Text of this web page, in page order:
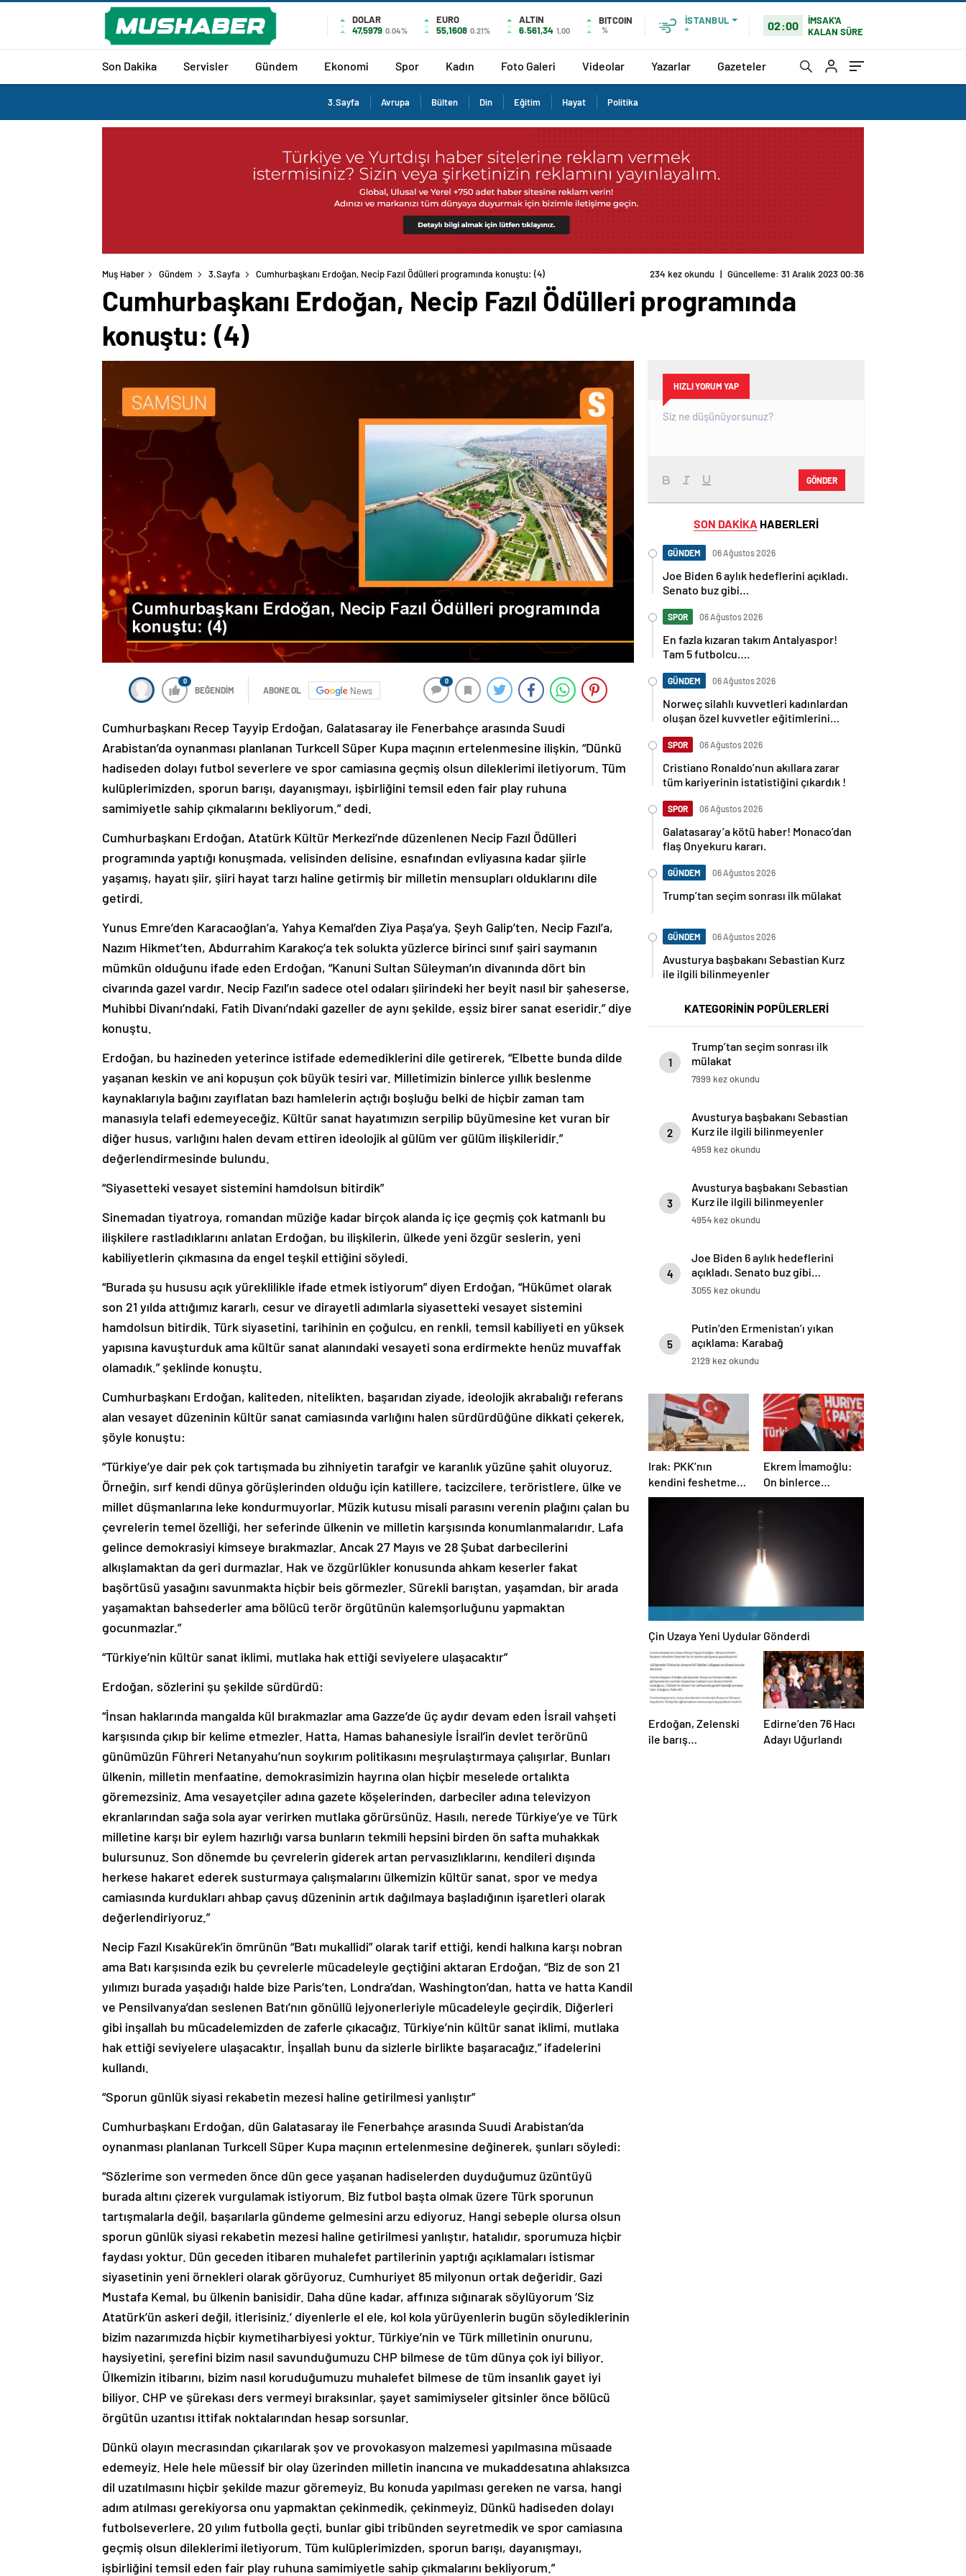
DOLAR
47,5979 0.04%
EURO
55,1608 0.21%
ALTIN
6.561,34 1,00
BITCOIN
%
İSTANBUL
°
02:00
İMSAK'A
KALAN SÜRE
Son Dakika Servisler Gündem Ekonomi Spor Kadın Foto Galeri Videolar Yazarlar Gazeteler
3.Sayfa Avrupa Bülten Din Eğitim Hayat Politika
Muş Haber Gündem 3.Sayfa Cumhurbaşkanı Erdoğan, Necip Fazıl Ödülleri programında konuştu: (4) 234 kez okundu | Güncelleme: 31 Aralık 2023 00:36
Cumhurbaşkanı Erdoğan, Necip Fazıl Ödülleri programında
konuştu: (4)
0
BEĞENDİM ABONE OL News
0
Cumhurbaşkanı Recep Tayyip Erdoğan, Galatasaray ile Fenerbahçe arasında Suudi
Arabistan’da oynanması planlanan Turkcell Süper Kupa maçının ertelenmesine ilişkin, “Dünkü
hadiseden dolayı futbol severlere ve spor camiasına geçmiş olsun dileklerimi iletiyorum. Tüm
kulüplerimizden, sporun barışı, dayanışmayı, işbirliğini temsil eden fair play ruhuna
samimiyetle sahip çıkmalarını bekliyorum.” dedi.
Cumhurbaşkanı Erdoğan, Atatürk Kültür Merkezi’nde düzenlenen Necip Fazıl Ödülleri
programında yaptığı konuşmada, velisinden delisine, esnafından evliyasına kadar şiirle
yaşamış, hayatı şiir, şiiri hayat tarzı haline getirmiş bir milletin mensupları olduklarını dile
getirdi.
Yunus Emre’den Karacaoğlan’a, Yahya Kemal’den Ziya Paşa’ya, Şeyh Galip’ten, Necip Fazıl’a,
Nazım Hikmet’ten, Abdurrahim Karakoç’a tek solukta yüzlerce birinci sınıf şairi saymanın
mümkün olduğunu ifade eden Erdoğan, “Kanuni Sultan Süleyman’ın divanında dört bin
civarında gazel vardır. Necip Fazıl’ın sadece otel odaları şiirindeki her beyit nasıl bir şaheserse,
Muhibbi Divanı’ndaki, Fatih Divanı’ndaki gazeller de aynı şekilde, eşsiz birer sanat eseridir.” diye
konuştu.
Erdoğan, bu hazineden yeterince istifade edemediklerini dile getirerek, “Elbette bunda dilde
yaşanan keskin ve ani kopuşun çok büyük tesiri var. Milletimizin binlerce yıllık beslenme
kaynaklarıyla bağını zayıflatan bazı hamlelerin açtığı boşluğu belki de hiçbir zaman tam
manasıyla telafi edemeyeceğiz. Kültür sanat hayatımızın serpilip büyümesine ket vuran bir
diğer husus, varlığını halen devam ettiren ideolojik al gülüm ver gülüm ilişkileridir.”
değerlendirmesinde bulundu.
“Siyasetteki vesayet sistemini hamdolsun bitirdik”
Sinemadan tiyatroya, romandan müziğe kadar birçok alanda iç içe geçmiş çok katmanlı bu
ilişkilere rastladıklarını anlatan Erdoğan, bu ilişkilerin, ülkede yeni özgür seslerin, yeni
kabiliyetlerin çıkmasına da engel teşkil ettiğini söyledi.
“Burada şu hususu açık yüreklilikle ifade etmek istiyorum” diyen Erdoğan, “Hükümet olarak
son 21 yılda attığımız kararlı, cesur ve dirayetli adımlarla siyasetteki vesayet sistemini
hamdolsun bitirdik. Türk siyasetini, tarihinin en çoğulcu, en renkli, temsil kabiliyeti en yüksek
yapısına kavuşturduk ama kültür sanat alanındaki vesayeti sona erdirmekte henüz muvaffak
olamadık.” şeklinde konuştu.
Cumhurbaşkanı Erdoğan, kaliteden, nitelikten, başarıdan ziyade, ideolojik akrabalığı referans
alan vesayet düzeninin kültür sanat camiasında varlığını halen sürdürdüğüne dikkati çekerek,
şöyle konuştu:
“Türkiye’ye dair pek çok tartışmada bu zihniyetin tarafgir ve karanlık yüzüne şahit oluyoruz.
Örneğin, sırf kendi dünya görüşlerinden olduğu için katillere, tacizcilere, teröristlere, ülke ve
millet düşmanlarına leke kondurmuyorlar. Müzik kutusu misali parasını verenin plağını çalan bu
çevrelerin temel özelliği, her seferinde ülkenin ve milletin karşısında konumlanmalarıdır. Lafa
gelince demokrasiyi kimseye bırakmazlar. Ancak 27 Mayıs ve 28 Şubat darbecilerini
alkışlamaktan da geri durmazlar. Hak ve özgürlükler konusunda ahkam keserler fakat
başörtüsü yasağını savunmakta hiçbir beis görmezler. Sürekli barıştan, yaşamdan, bir arada
yaşamaktan bahsederler ama bölücü terör örgütünün kalemşorluğunu yapmaktan
gocunmazlar.”
“Türkiye’nin kültür sanat iklimi, mutlaka hak ettiği seviyelere ulaşacaktır”
Erdoğan, sözlerini şu şekilde sürdürdü:
“İnsan haklarında mangalda kül bırakmazlar ama Gazze’de üç aydır devam eden İsrail vahşeti
karşısında çıkıp bir kelime etmezler. Hatta, Hamas bahanesiyle İsrail’in devlet terörünü
günümüzün Führeri Netanyahu’nun soykırım politikasını meşrulaştırmaya çalışırlar. Bunları
ülkenin, milletin menfaatine, demokrasimizin hayrına olan hiçbir meselede ortalıkta
göremezsiniz. Ama vesayetçiler adına gazete köşelerinden, darbeciler adına televizyon
ekranlarından sağa sola ayar verirken mutlaka görürsünüz. Hasılı, nerede Türkiye’ye ve Türk
milletine karşı bir eylem hazırlığı varsa bunların tekmili hepsini birden ön safta muhakkak
bulursunuz. Son dönemde bu çevrelerin giderek artan pervasızlıklarını, kendileri dışında
herkese hakaret ederek susturmaya çalışmalarını ülkemizin kültür sanat, spor ve medya
camiasında kurdukları ahbap çavuş düzeninin artık dağılmaya başladığının işaretleri olarak
değerlendiriyoruz.”
Necip Fazıl Kısakürek’in ömrünün “Batı mukallidi” olarak tarif ettiği, kendi halkına karşı nobran
ama Batı karşısında ezik bu çevrelerle mücadeleyle geçtiğini aktaran Erdoğan, “Biz de son 21
yılımızı burada yaşadığı halde bize Paris’ten, Londra’dan, Washington’dan, hatta ve hatta Kandil
ve Pensilvanya’dan seslenen Batı’nın gönüllü lejyonerleriyle mücadeleyle geçirdik. Diğerleri
gibi inşallah bu mücadelemizden de zaferle çıkacağız. Türkiye’nin kültür sanat iklimi, mutlaka
hak ettiği seviyelere ulaşacaktır. İnşallah bunu da sizlerle birlikte başaracağız.” ifadelerini
kullandı.
“Sporun günlük siyasi rekabetin mezesi haline getirilmesi yanlıştır”
Cumhurbaşkanı Erdoğan, dün Galatasaray ile Fenerbahçe arasında Suudi Arabistan’da
oynanması planlanan Turkcell Süper Kupa maçının ertelenmesine değinerek, şunları söyledi:
“Sözlerime son vermeden önce dün gece yaşanan hadiselerden duyduğumuz üzüntüyü
burada altını çizerek vurgulamak istiyorum. Biz futbol başta olmak üzere Türk sporunun
tartışmalarla değil, başarılarla gündeme gelmesini arzu ediyoruz. Hangi sebeple olursa olsun
sporun günlük siyasi rekabetin mezesi haline getirilmesi yanlıştır, hatalıdır, sporumuza hiçbir
faydası yoktur. Dün geceden itibaren muhalefet partilerinin yaptığı açıklamaları istismar
siyasetinin yeni örnekleri olarak görüyoruz. Cumhuriyet 85 milyonun ortak değeridir. Gazi
Mustafa Kemal, bu ülkenin banisidir. Daha düne kadar, affınıza sığınarak söylüyorum ‘Siz
Atatürk’ün askeri değil, itlerisiniz.’ diyenlerle el ele, kol kola yürüyenlerin bugün söylediklerinin
bizim nazarımızda hiçbir kıymetiharbiyesi yoktur. Türkiye’nin ve Türk milletinin onurunu,
haysiyetini, şerefini bizim nasıl savunduğumuzu CHP bilmese de tüm dünya çok iyi biliyor.
Ülkemizin itibarını, bizim nasıl koruduğumuzu muhalefet bilmese de tüm insanlık gayet iyi
biliyor. CHP ve şürekası ders vermeyi bıraksınlar, şayet samimiyseler gitsinler önce bölücü
örgütün uzantısı ittifak noktalarından hesap sorsunlar.
Dünkü olayın mecrasından çıkarılarak şov ve provokasyon malzemesi yapılmasına müsaade
edemeyiz. Hele hele müessif bir olay üzerinden milletin inancına ve mukaddesatına ahlaksızca
dil uzatılmasını hiçbir şekilde mazur göremeyiz. Bu konuda yapılması gereken ne varsa, hangi
adım atılması gerekiyorsa onu yapmaktan çekinmedik, çekinmeyiz. Dünkü hadiseden dolayı
futbolseverlere, 20 yılım futbolla geçti, bunlar gibi tribünden seyretmedik ve spor camiasına
geçmiş olsun dileklerimi iletiyorum. Tüm kulüplerimizden, sporun barışı, dayanışmayı,
işbirliğini temsil eden fair play ruhuna samimiyetle sahip çıkmalarını bekliyorum.”
HIZLI YORUM YAP
GÖNDER
SON DAKİKA HABERLERİ
GÜNDEM 06 Ağustos 2026
Joe Biden 6 aylık hedeflerini açıkladı.
Senato buz gibi…
SPOR 06 Ağustos 2026
En fazla kızaran takım Antalyaspor!
Tam 5 futbolcu….
GÜNDEM 06 Ağustos 2026
Norweç silahlı kuvvetleri kadınlardan
oluşan özel kuvvetler eğitimlerini
SPOR 06 Ağustos 2026
Cristiano Ronaldo’nun akıllara zarar
tüm kariyerinin istatistiğini çıkardık !
SPOR 06 Ağustos 2026
Galatasaray’a kötü haber! Monaco’dan
flaş Onyekuru kararı.
GÜNDEM 06 Ağustos 2026
Trump’tan seçim sonrası ilk mülakat
GÜNDEM 06 Ağustos 2026
Avusturya başbakanı Sebastian Kurz
ile ilgili bilinmeyenler
KATEGORİNİN POPÜLERLERİ
1
Trump’tan seçim sonrası ilk
mülakat
7999 kez okundu
2
Avusturya başbakanı Sebastian
Kurz ile ilgili bilinmeyenler
4959 kez okundu
3
Avusturya başbakanı Sebastian
Kurz ile ilgili bilinmeyenler
4954 kez okundu
4
Joe Biden 6 aylık hedeflerini
açıkladı. Senato buz gibi…
3055 kez okundu
5
Putin’den Ermenistan’ı yıkan
açıklama: Karabağ
Azerbaycan’ın ayrılmaz bir
2129 kez okundu
Irak: PKK’nın
kendini feshetme
kararını
Ekrem İmamoğlu:
On binlerce
vatandaşımızın
kapanmasına çok
sevindim
Çin Uzaya Yeni Uydular Gönderdi
Erdoğan, Zelenski
ile barış
Edirne’den 76 Hacı
Adayı Uğurlandı